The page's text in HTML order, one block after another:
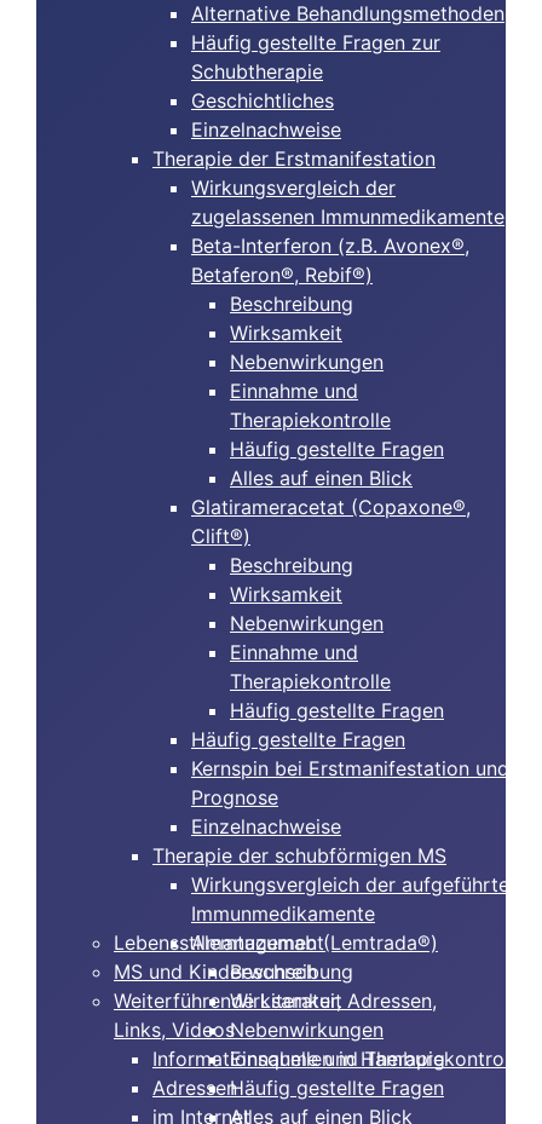
Alternative Behandlungsmethoden
Häufig gestellte Fragen zur
Schubtherapie
Geschichtliches
Einzelnachweise
Therapie der Erstmanifestation
Wirkungsvergleich der
zugelassenen Immunmedikamente
Beta-Interferon (z.B. Avonex®,
Betaferon®, Rebif®)
Beschreibung
Wirksamkeit
Nebenwirkungen
Einnahme und
Therapiekontrolle
Häufig gestellte Fragen
Alles auf einen Blick
Glatirameracetat (Copaxone®,
Clift®)
Beschreibung
Wirksamkeit
Nebenwirkungen
Einnahme und
Therapiekontrolle
Häufig gestellte Fragen
Häufig gestellte Fragen
Kernspin bei Erstmanifestation und
Prognose
Einzelnachweise
Therapie der schubförmigen MS
Wirkungsvergleich der aufgeführten
Immunmedikamente
Alemtuzumab (Lemtrada®)
Beschreibung
Wirksamkeit
Nebenwirkungen
Einnahme und Therapiekontrolle
Häufig gestellte Fragen
Alles auf einen Blick
Lebensstilmanagement
MS und Kinderwunsch
Weiterführende Literatur, Adressen,
Links, Videos
Informationsquellen in Hamburg
Adressen
im Internet